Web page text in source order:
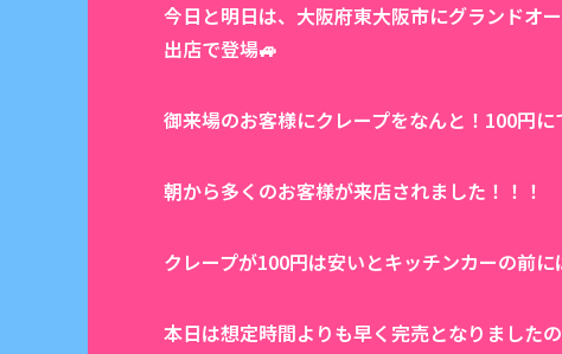
今日と明日は、大阪府東大阪市にグランドオ
出店で登場🚙
御来場のお客様にクレープをなんと！100円に
朝から多くのお客様が来店されました！！！
クレープが100円は安いとキッチンカーの前に
本日は想定時間よりも早く完売となりました